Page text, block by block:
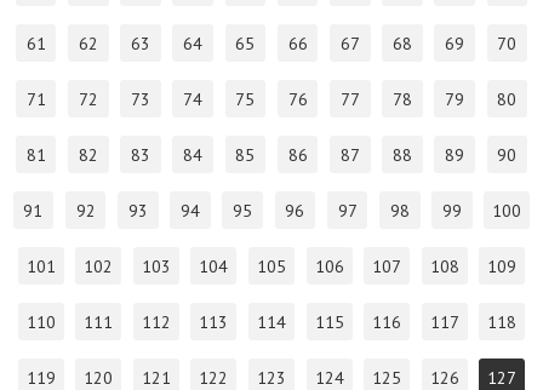
61 62 63 64 65 66 67 68 69 70
71 72 73 74 75 76 77 78 79 80
81 82 83 84 85 86 87 88 89 90
91 92 93 94 95 96 97 98 99 100
101 102 103 104 105 106 107 108 109
110 111 112 113 114 115 116 117 118
119 120 121 122 123 124 125 126 127